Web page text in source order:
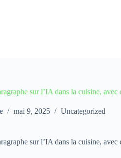
sur l’IA dans la cuisine,
mai 9, 2025 Uncategorized
sur l’IA dans la cuisine,